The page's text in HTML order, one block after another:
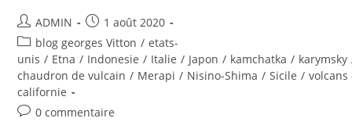
Auteur/autrice
de
la
publication :
ADMIN
Publication
publiée :
1 août 2020
Post
category:
blog georges Vitton / etats-
unis / Etna / Indonesie / Italie / Japon / kamchatka / karymsky
chaudron de vulcain / Merapi / Nisino-Shima / Sicile / volcans
californie
Commentaires
0 commentaire